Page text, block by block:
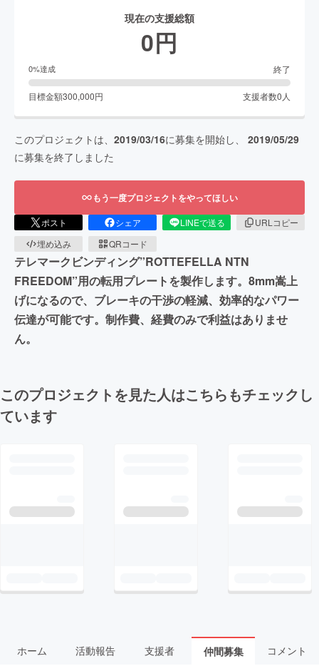
現在の支援総額
0円
0%達成 終了
目標金額300,000円 支援者数0 人
このプロジェクトは、 2019/03/16に募集を開始し、 2019/05/29
に募集を終了しました
もう一度プロジェクトをやってほしい
ポスト シェア LINEで送る
URLコピー
埋め込み
QRコード
テレマークビンディング”ROTTEFELLA NTN
FREEDOM”用の転用プレートを製作します。8mm嵩上
げになるので、ブレーキの干渉の軽減、効率的なパワー
伝達が可能です。制作費、経費のみで利益はありませ
ん。
このプロジェクトを見た人はこちらもチェックし
ています
ホーム 活動報告 支援者 仲間募集 コメント